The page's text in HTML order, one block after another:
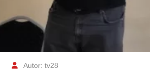
Autor: tv28